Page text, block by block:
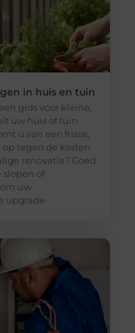
in huis en tuin
gids voor kleine,
uw huis of tuin
u van een frisse,
tegen de kosten
renovatie? Goed
slopen of
uw
upgrade